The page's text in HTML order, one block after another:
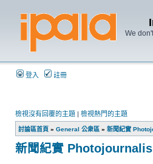
We
登入 註冊
檢視沒有回覆的主題 | 檢視熱門的主題
討論區首頁 » General 公衆區 » 新聞紀實
新聞紀實